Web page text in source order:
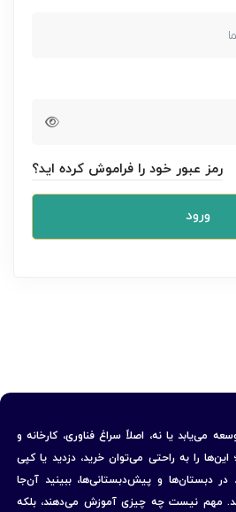
رمز عبور خود را فراموش کرده اید؟
ورود
می‌یابد یا نه، اصلاً سراغ فناوری، کارخانه و
این‌ها را به راحتی می‌توان خرید، دزدید یا کپی
در دبستان‌ها و پیش‌دبستانی‌ها، ببینید آن‌جا
مهم نیست چه چیزی آموزش می‌دهند، بلکه